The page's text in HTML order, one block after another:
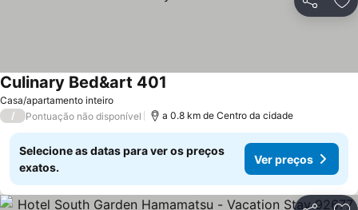
Partilhar
Casa/apartamento inteiro
Culinary Bed&art 401
/ Pontuação não disponível a 0.8 km de Centro da cidade
Selecione as datas para ver os preços
exatos.
Ver preços